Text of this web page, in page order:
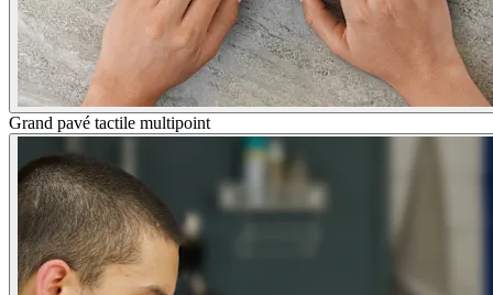
Grand pavé tactile multipoint